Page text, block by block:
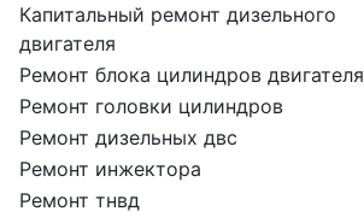
Капитальный ремонт дизельного
двигателя
Ремонт блока цилиндров двигателя
Ремонт головки цилиндров
Ремонт дизельных двс
Ремонт инжектора
Ремонт тнвд